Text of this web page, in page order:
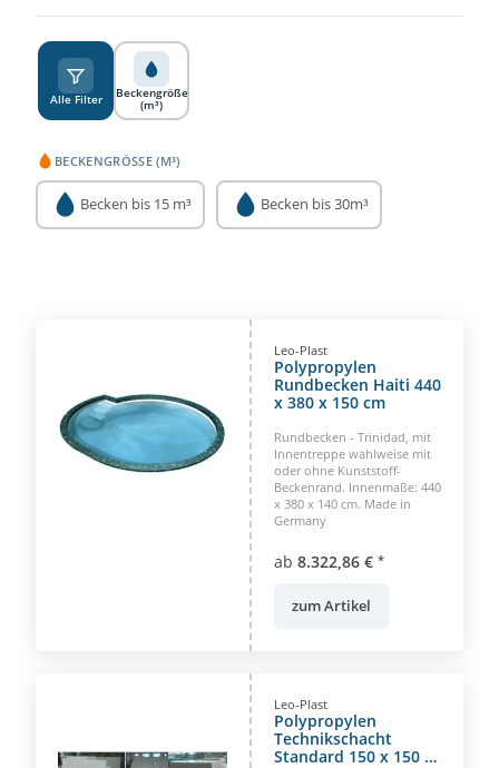
A
Alle Filter Beckengröße
(m³)
BECKENGRÖSSE (M³)
Becken bis 15 m³ Becken bis 30m³
Leo-Plast
Polypropylen
Rundbecken Haiti 440
x 380 x 150 cm
Rundbecken - Trinidad, mit
Innentreppe wahlweise mit
oder ohne Kunststoff-
Beckenrand. Innenmaße: 440
x 380 x 140 cm. Made in
Germany
ab 8.322,86 € *
zum Artikel
Leo-Plast
Polypropylen
Technikschacht
Standard 150 x 150 x